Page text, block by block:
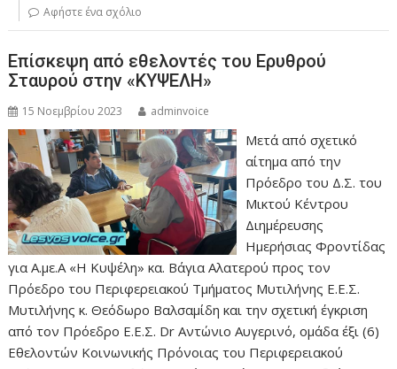
Αφήστε ένα σχόλιο
Επίσκεψη από εθελοντές του Ερυθρού
Σταυρού στην «ΚΥΨΕΛΗ»
15 Νοεμβρίου 2023 adminvoice
Μετά από σχετικό
αίτημα από την
Πρόεδρο του Δ.Σ. του
Μικτού Κέντρου
Διημέρευσης
Ημερήσιας Φροντίδας
για Α.με.Α «Η Κυψέλη» κα. Βάγια Αλατερού προς τον
Πρόεδρο του Περιφερειακού Τμήματος Μυτιλήνης Ε.Ε.Σ.
Μυτιλήνης κ. Θεόδωρο Βαλσαμίδη και την σχετική έγκριση
από τον Πρόεδρο Ε.Ε.Σ. Dr Αντώνιο Αυγερινό, ομάδα έξι (6)
Εθελοντών Κοινωνικής Πρόνοιας του Περιφερειακού